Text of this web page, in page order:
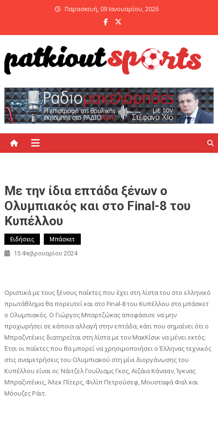
Παρασκευή, 09 Ιανουαρίου, 2026
Με την ίδια επτάδα ξένων ο
Ολυμπιακός και στο Final-8 του
Κυπέλλου
Ειδήσεις Μπάσκετ
15 Φεβρουαρίου 2024
Οριστικά με τους ξένους παίκτες που έχει στη λίστα του στο ελληνικό
πρωτάθλημα θα πορευτεί και στο Final-8 του Κυπέλλου στο μπάσκετ
ο Ολυμπιακός. Ο Γιώργος Μπαρτζώκας αποφάσισε να μην
προχωρήσει σε κάποια αλλαγή στην επτάδα, κάτι που σημαίνει ότι ο
Μπραζντέικις διατηρείται στη λίστα με τον ΜακΚίσικ να μένει εκτός.
Έτσι οι παίκτες που θα μπορεί να χρησιμοποιήσει ο Έλληνας τεχνικός
στις αναμετρήσεις του Ολυμπιακού στη μίνι διοργάνωσης του
Κυπέλλου είναι οι: Νάιτζελ Γουίλιαμς Γκος, Αϊζάια Κάνααν, Ίγκνας
Μπραζντέικις, Άλεκ Πίτερς, Φιλίπ Πετρούσεφ, Μουσταφά Φαλ και
Μόουζες Ράιτ.